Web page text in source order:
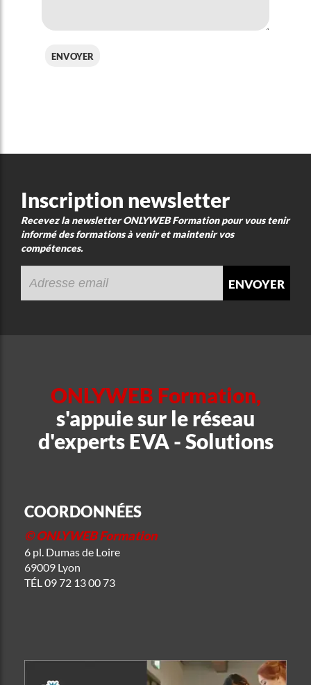
envoyer
Inscription newsletter
Recevez la newsletter ONLYWEB Formation pour vous tenir
informé des formations à venir et maintenir vos
compétences.
envoyer
ONLYWEB Formation,
s'appuie sur le réseau
d'experts EVA - Solutions
COORDONNÉES
© ONLYWEB Formation
6 pl. Dumas de Loire
69009 Lyon
TÉL09 72 13 00 73